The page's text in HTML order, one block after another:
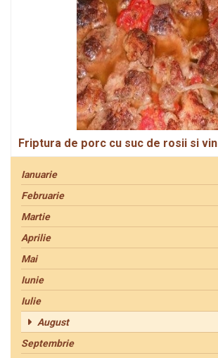
Friptura de porc cu suc de rosii si vin
Ianuarie
Februarie
Martie
Aprilie
Mai
Iunie
Iulie
August
Septembrie